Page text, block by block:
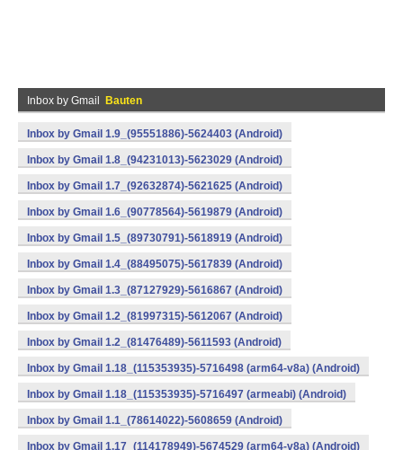
Inbox by Gmail Bauten
Inbox by Gmail 1.9_(95551886)-5624403 (Android)
Inbox by Gmail 1.8_(94231013)-5623029 (Android)
Inbox by Gmail 1.7_(92632874)-5621625 (Android)
Inbox by Gmail 1.6_(90778564)-5619879 (Android)
Inbox by Gmail 1.5_(89730791)-5618919 (Android)
Inbox by Gmail 1.4_(88495075)-5617839 (Android)
Inbox by Gmail 1.3_(87127929)-5616867 (Android)
Inbox by Gmail 1.2_(81997315)-5612067 (Android)
Inbox by Gmail 1.2_(81476489)-5611593 (Android)
Inbox by Gmail 1.18_(115353935)-5716498 (arm64-v8a) (Android)
Inbox by Gmail 1.18_(115353935)-5716497 (armeabi) (Android)
Inbox by Gmail 1.1_(78614022)-5608659 (Android)
Inbox by Gmail 1.17_(114178949)-5674529 (arm64-v8a) (Android)